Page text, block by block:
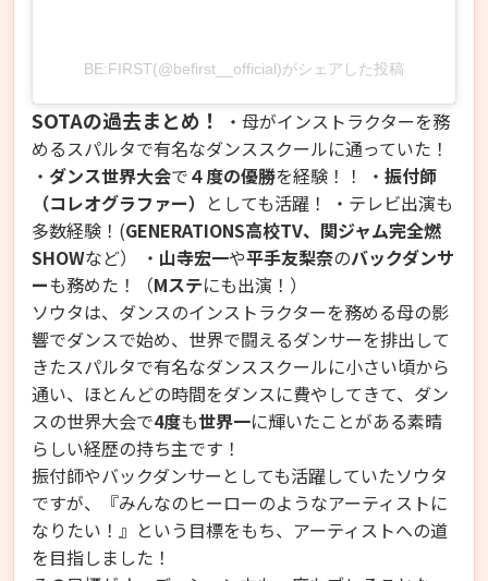
BE:FIRST(@befirst__official)がシェアした投稿
SOTAの過去まとめ！
・母がインストラクターを務
めるスパルタで有名なダンススクールに通っていた！
・ ダンス世界大会で４度の優勝を経験！！ ・ 振付師
（コレオグラファー） としても活躍！ ・テレビ出演も
多数経験！(GENERATIONS高校TV、関ジャム完全燃
SHOWなど） ・ 山寺宏一や平手友梨奈のバックダンサ
ーも務めた ！（Mステにも出演！）
ソウタは、ダンスのインストラクターを務める母の影
響でダンスで始め、世界で闘えるダンサーを排出して
きたスパルタで有名なダンススクールに小さい頃から
通い、ほとんどの時間をダンスに費やしてきて、 ダン
スの世界大会で4度も世界一に輝いたことがある素晴
らしい経歴の持ち主です！
振付師やバックダンサーとしても活躍していたソウタ
ですが、『みんなのヒーローのようなアーティストに
なりたい！』という目標をもち、アーティストへの道
を目指しました！